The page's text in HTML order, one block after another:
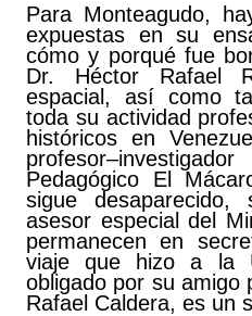
Para Monteagudo,
expuestas en su
cómo y porqué fue
Dr. Héctor Rafael
espacial, así como
toda su actividad
históricos en
Pedagógico El
sigue desaparecido,
asesor especial del
permanecen en
viaje que hizo a la
obligado por su amigo
Rafael Caldera, es un